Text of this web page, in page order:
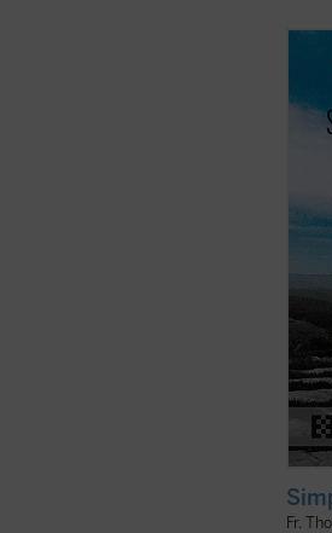
los
Fr.